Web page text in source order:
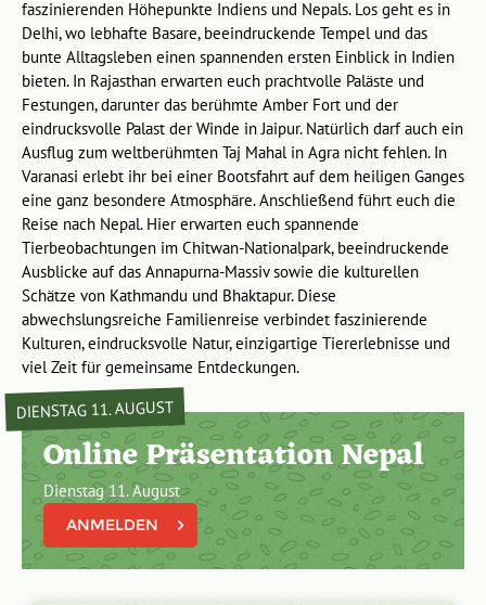
faszinierenden Höhepunkte Indiens und Nepals. Los geht es in
Delhi, wo lebhafte Basare, beeindruckende Tempel und das
bunte Alltagsleben einen spannenden ersten Einblick in Indien
bieten. In Rajasthan erwarten euch prachtvolle Paläste und
Festungen, darunter das berühmte Amber Fort und der
eindrucksvolle Palast der Winde in Jaipur. Natürlich darf auch ein
Ausflug zum weltberühmten Taj Mahal in Agra nicht fehlen. In
Varanasi erlebt ihr bei einer Bootsfahrt auf dem heiligen Ganges
eine ganz besondere Atmosphäre. Anschließend führt euch die
Reise nach Nepal. Hier erwarten euch spannende
Tierbeobachtungen im Chitwan-Nationalpark, beeindruckende
Ausblicke auf das Annapurna-Massiv sowie die kulturellen
Schätze von Kathmandu und Bhaktapur. Diese
abwechslungsreiche Familienreise verbindet faszinierende
Kulturen, eindrucksvolle Natur, einzigartige Tiererlebnisse und
viel Zeit für gemeinsame Entdeckungen.
DIENSTAG 11. AUGUST
Online Präsentation Nepal
Dienstag 11. August
ANMELDEN